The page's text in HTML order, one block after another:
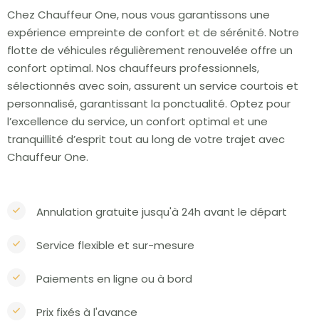
Chez Chauffeur One, nous vous garantissons une
expérience empreinte de confort et de sérénité. Notre
flotte de véhicules régulièrement renouvelée offre un
confort optimal. Nos chauffeurs professionnels,
sélectionnés avec soin, assurent un service courtois et
personnalisé, garantissant la ponctualité. Optez pour
l’excellence du service, un confort optimal et une
tranquillité d’esprit tout au long de votre trajet avec
Chauffeur One.
Annulation gratuite jusqu'à 24h avant le départ
Service flexible et sur-mesure
Paiements en ligne ou à bord
Prix fixés à l'avance